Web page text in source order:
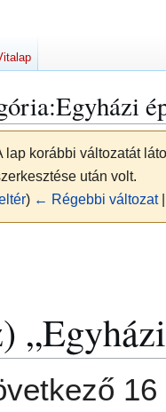
:Egyházi
lap korábbi változatát
után volt.
) ← Régebbi változat|